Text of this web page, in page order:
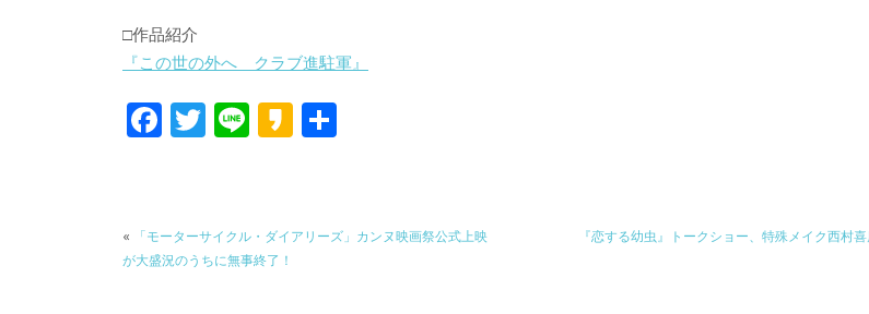
□作品紹介
『この世の外へ クラブ進駐軍』
F
b
o
T
er
Li K
a
o
«
「モーターサイクル・ダイアリーズ」カンヌ映画祭公式上映
が大盛況のうちに無事終了！
『恋する幼虫』トークショー、特殊メイク西村